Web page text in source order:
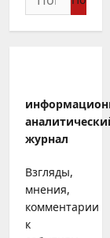
журнал
Взгляды,
мнения,
комментарии
к